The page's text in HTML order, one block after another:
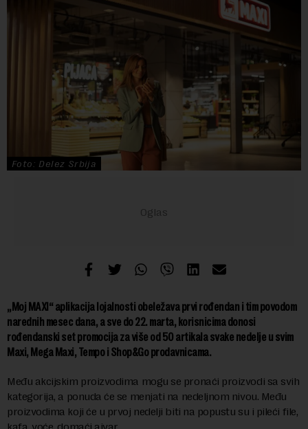
Foto: Delez Srbija
„Moj MAXI“ aplikacija lojalnosti obeležava prvi rođendan i tim povodom
narednih mesec dana, a sve do 22. marta, korisnicima donosi
rođendanski set promocija za više od 50 artikala svake nedelje u svim
Maxi, Mega Maxi, Tempo i Shop&Go prodavnicama.
Među akcijskim proizvodima mogu se pronaći proizvodi sa svih
kategorija, a ponuda će se menjati na nedeljnom nivou. Među
proizvodima koji će u prvoj nedelji biti na popustu su i pileći file,